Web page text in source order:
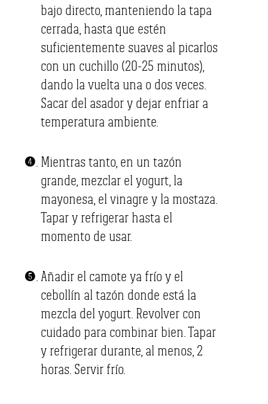
bajo directo, manteniendo la tapa
cerrada, hasta que estén
suficientemente suaves al picarlos
con un cuchillo (20-25 minutos),
dando la vuelta una o dos veces.
Sacar del asador y dejar enfriar a
temperatura ambiente.
Mientras tanto, en un tazón
grande, mezclar el yogurt, la
mayonesa, el vinagre y la mostaza.
Tapar y refrigerar hasta el
momento de usar.
Añadir el camote ya frío y el
cebollín al tazón donde está la
mezcla del yogurt. Revolver con
cuidado para combinar bien. Tapar
y refrigerar durante, al menos, 2
horas. Servir frío.